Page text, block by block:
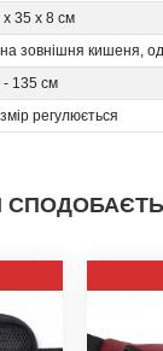
х 35 х 8 см
зовнішня кишеня,
- 135 см
регулюється
вам на